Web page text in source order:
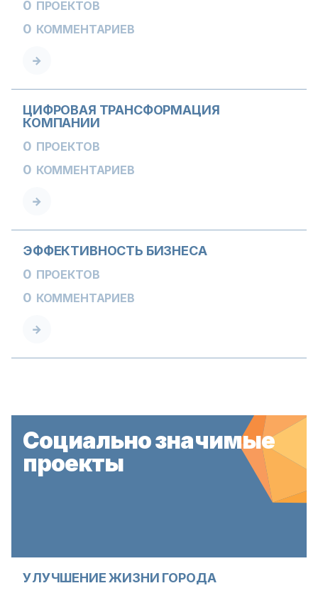
0 ПРОЕКТОВ
0 КОММЕНТАРИЕВ
ЦИФРОВАЯ ТРАНСФОРМАЦИЯ
КОМПАНИИ
0 ПРОЕКТОВ
0 КОММЕНТАРИЕВ
ЭФФЕКТИВНОСТЬ БИЗНЕСА
0 ПРОЕКТОВ
0 КОММЕНТАРИЕВ
Социально значимые
проекты
УЛУЧШЕНИЕ ЖИЗНИ ГОРОДА